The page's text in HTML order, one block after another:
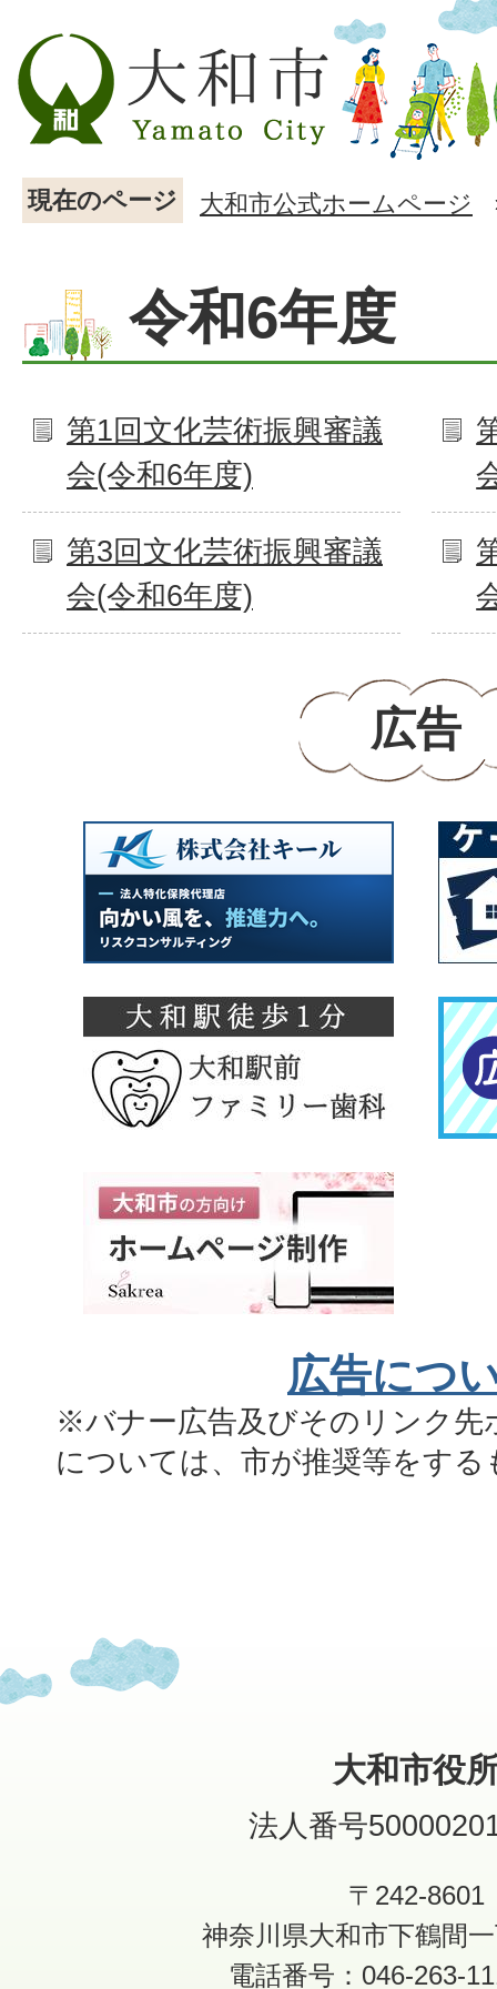
現在のページ 大和市公式ホームページ
令和6年度
第1回文化芸術振興審議
会(令和6年度)
第3回文化芸術振興審議
会(令和6年度)
広告
広告につ
※バナー広告及びそのリンク先
については、市が推奨等をす
大和市役
法人番号
〒242-8601
神奈川県大和市下鶴間
電話番号：046-263-